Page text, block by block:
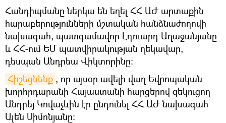
Հանդիպմանը ներկա են եղել ՀՀ ԱԺ արտաքին
հարաբերությունների մշտական հանձնաժողովի
նախագահ, պատգամավոր Էդուարդ Աղաջանյանը
և ՀՀ-ում ԵՄ պատվիրակության ղեկավար,
դեսպան Անդրեա Վիկտորինը:
Հիշեցնենք , որ այսօր ավելի վաղ Եվրոպական
խորհրդարանի Հայաստանի հարցերով զեկուցող
Անդրեյ Կովաչևին էր ընդունել ՀՀ ԱԺ նախագահ
Ալեն Սիմոնյանը։